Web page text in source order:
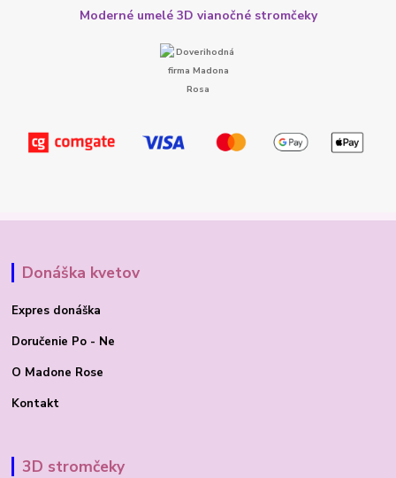
Moderné umelé 3D vianočné stromčeky
Donáška kvetov
Expres donáška
Doručenie Po - Ne
O Madone Rose
Kontakt
3D stromčeky